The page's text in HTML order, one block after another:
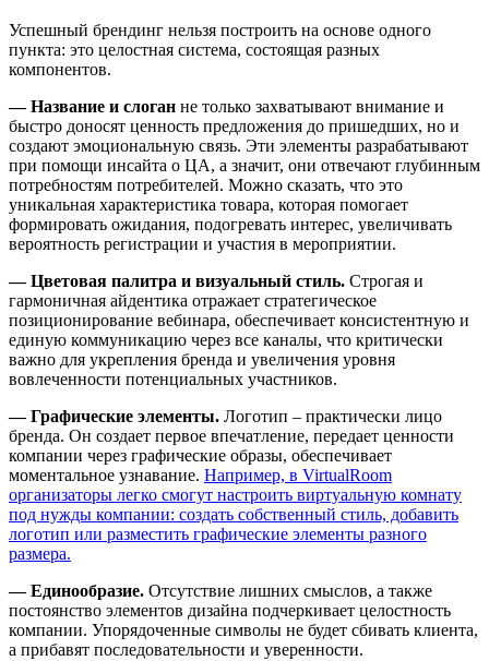
Успешный брендинг нельзя построить на основе одного
пункта: это целостная система, состоящая разных
компонентов.
— Название и слоган не только захватывают внимание и
быстро доносят ценность предложения до пришедших, но и
создают эмоциональную связь. Эти элементы разрабатывают
при помощи инсайта о ЦА, а значит, они отвечают глубинным
потребностям потребителей. Можно сказать, что это
уникальная характеристика товара, которая помогает
формировать ожидания, подогревать интерес, увеличивать
вероятность регистрации и участия в мероприятии.
— Цветовая палитра и визуальный стиль. Строгая и
гармоничная айдентика отражает стратегическое
позиционирование вебинара, обеспечивает консистентную и
единую коммуникацию через все каналы, что критически
важно для укрепления бренда и увеличения уровня
вовлеченности потенциальных участников.
— Графические элементы. Логотип – практически лицо
бренда. Он создает первое впечатление, передает ценности
компании через графические образы, обеспечивает
моментальное узнавание. Например, в VirtualRoom
организаторы легко смогут настроить виртуальную комнату
под нужды компании: создать собственный стиль, добавить
логотип или разместить графические элементы разного
размера.
— Единообразие. Отсутствие лишних смыслов, а также
постоянство элементов дизайна подчеркивает целостность
компании. Упорядоченные символы не будет сбивать клиента,
а прибавят последовательности и уверенности.